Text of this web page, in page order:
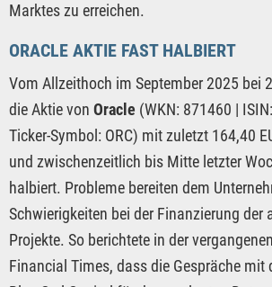
Marktes zu erreichen.
ORACLE AKTIE FAST HALBIERT
Vom Allzeithoch im September 2025 bei
die Aktie von Oracle (WKN: 871460 |
Ticker-Symbol: ORC) mit zuletzt 164,40
und zwischenzeitlich bis Mitte letzter
halbiert. Probleme bereiten dem
Schwierigkeiten bei der Finanzierung der
Projekte. So berichtete in der
Financial Times, dass die Gespräche mit